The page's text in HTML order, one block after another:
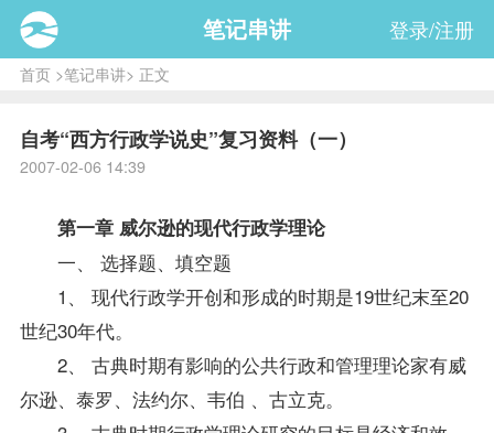
笔记串讲 登录/注册
首页>笔记串讲> 正文
自考“西方行政学说史”复习资料（一）
2007-02-06 14:39
第一章 威尔逊的现代行政学理论
一、 选择题、填空题
1、 现代行政学开创和形成的时期是19世纪末至20
世纪30年代。
2、 古典时期有影响的公共行政和管理理论家有威
尔逊、泰罗、法约尔、韦伯 、古立克。